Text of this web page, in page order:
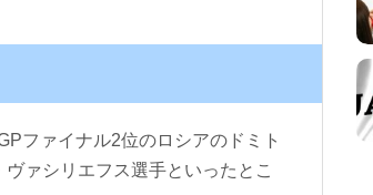
GPファイナル2位のロシアのドミト
ァシリエフス選手といったとこ